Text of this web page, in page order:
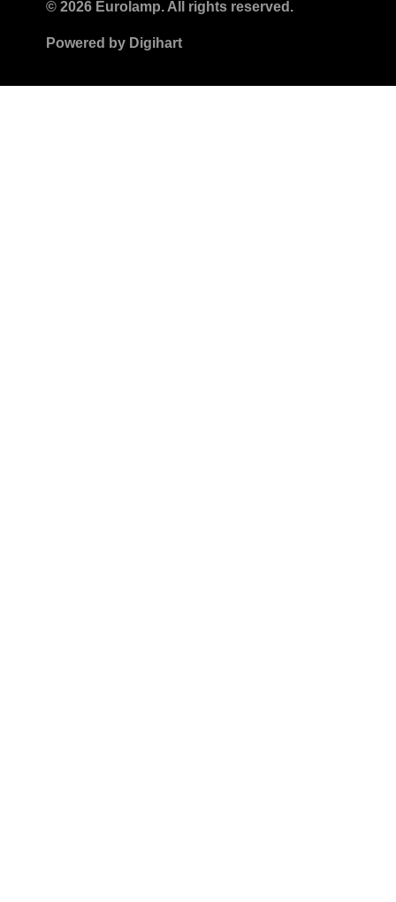
© 2026 Eurolamp. All rights reserved.
Powered by Digihart